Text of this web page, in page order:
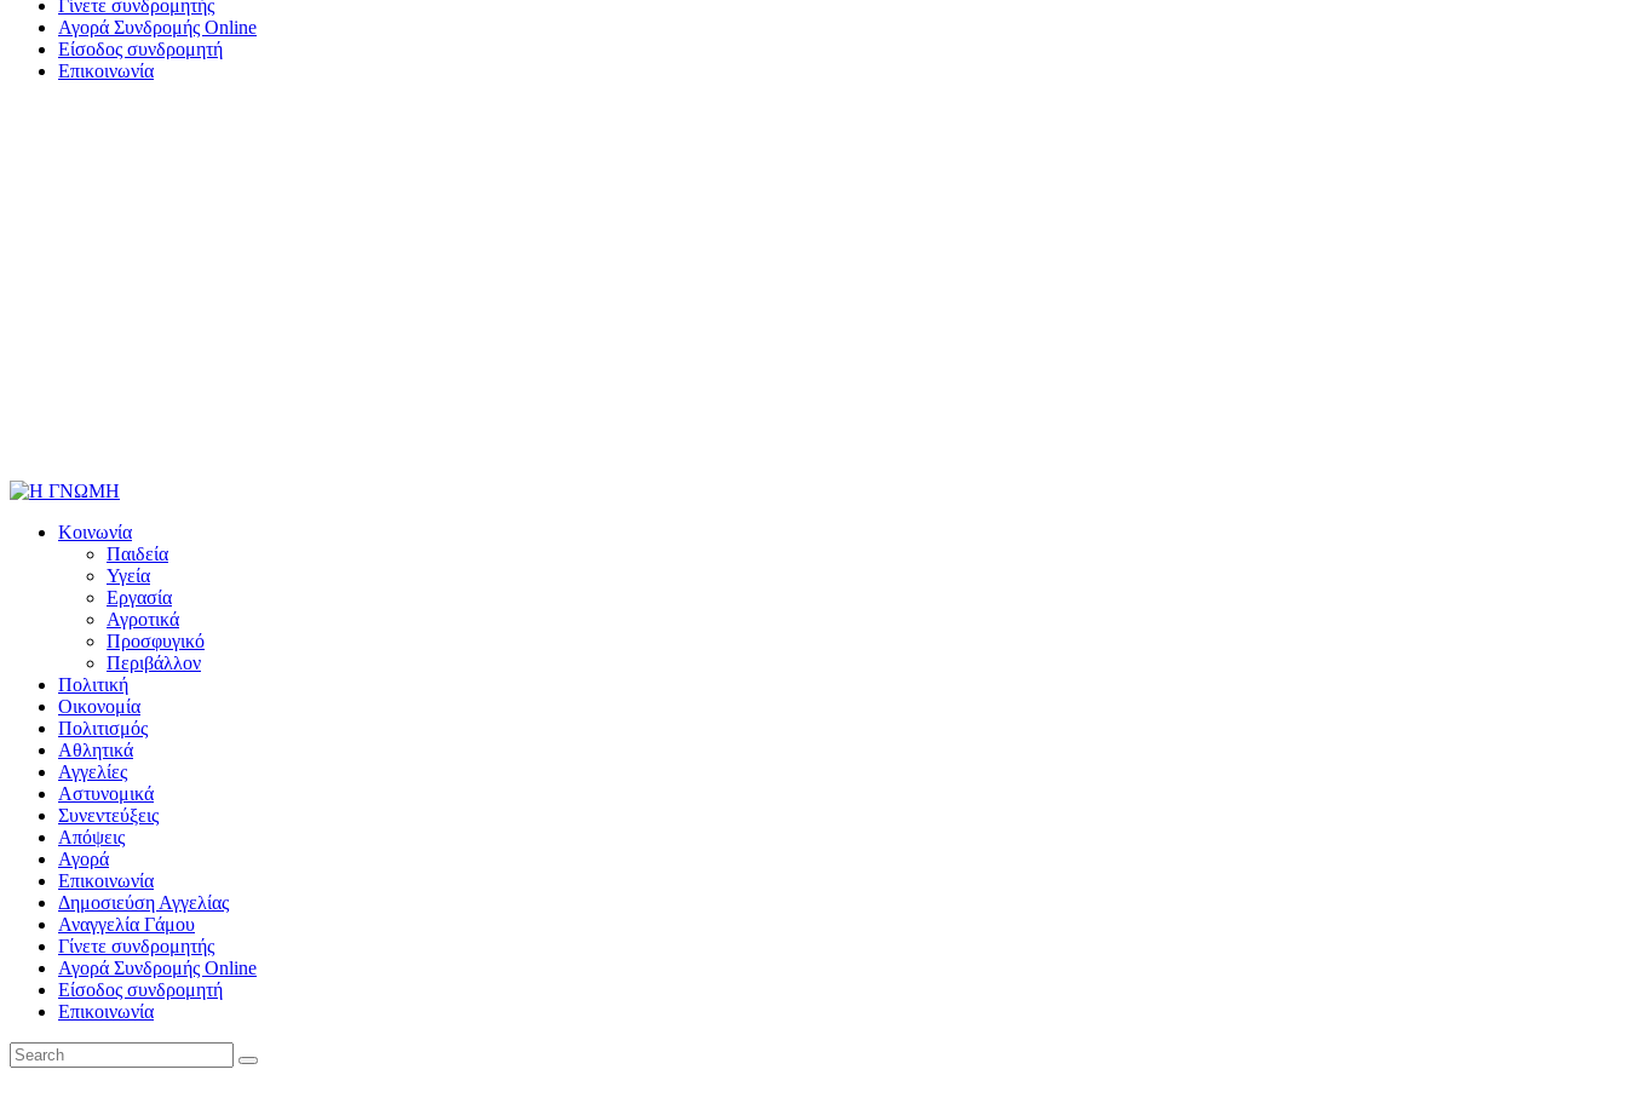
Γίνετε συνδρομητής
Αγορά Συνδρομής Online
Είσοδος συνδρομητή
Επικοινωνία
Κοινωνία
Παιδεία
Υγεία
Εργασία
Αγροτικά
Προσφυγικό
Περιβάλλον
Πολιτική
Οικονομία
Πολιτισμός
Αθλητικά
Αγγελίες
Αστυνομικά
Συνεντεύξεις
Απόψεις
Αγορά
Επικοινωνία
Δημοσιεύση Αγγελίας
Αναγγελία Γάμου
Γίνετε συνδρομητής
Αγορά Συνδρομής Online
Είσοδος συνδρομητή
Επικοινωνία